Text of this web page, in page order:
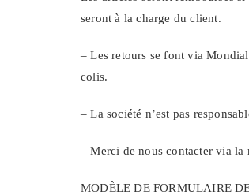
seront à la charge du client.
– ​Les retours se font via
colis.
– La société n’est pas
– Merci de nous contacter via la
MODÈLE DE FORMULAIRE